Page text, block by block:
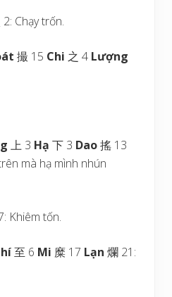
2: Chạy trốn.
撮 15 Chi 之 4 Lượng
上 3 Hạ 下 3 Dao搖 13
mà hạ mình nhún
Khiêm tốn.
至 6 Mi 糜 17 Lạn 爛 21: